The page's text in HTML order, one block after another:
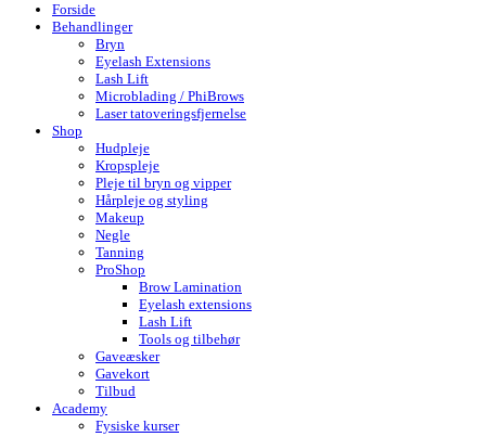
Forside
Behandlinger
Bryn
Eyelash Extensions
Lash Lift
Microblading / PhiBrows
Laser tatoveringsfjernelse
Shop
Hudpleje
Kropspleje
Pleje til bryn og vipper
Hårpleje og styling
Makeup
Negle
Tanning
ProShop
Brow Lamination
Eyelash extensions
Lash Lift
Tools og tilbehør
Gaveæsker
Gavekort
Tilbud
Academy
Fysiske kurser